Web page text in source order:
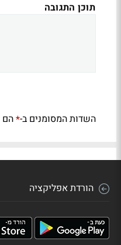
תוכן התגובה
השדות המסומנים ב-*הם
הורדת אפליקציה